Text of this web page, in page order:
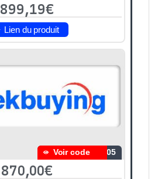
899,19€
Lien du produit
Voir code S05
870,00€